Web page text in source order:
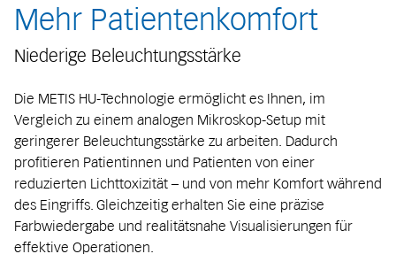
Mehr Patientenkomfort
Niederige Beleuchtungsstärke
Die METIS HU-Technologie ermöglicht es Ihnen, im
Vergleich zu einem analogen Mikroskop-Setup mit
geringerer Beleuchtungsstärke zu arbeiten. Dadurch
profitieren Patientinnen und Patienten von einer
reduzierten Lichttoxizität – und von mehr Komfort während
des Eingriffs. Gleichzeitig erhalten Sie eine präzise
Farbwiedergabe und realitätsnahe Visualisierungen für
effektive Operationen.